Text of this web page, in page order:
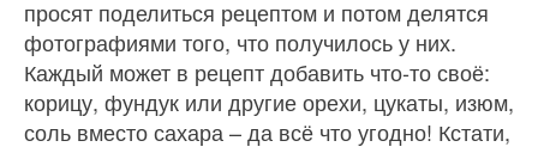
просят поделиться рецептом и потом делятся
фотогра­фиями того, что получилось у них.
Каждый может в рецепт добавить что‑то своё:
корицу, фундук или другие орехи, цукаты, изюм,
соль вместо са­хара – да всё что угодно! Кстати,